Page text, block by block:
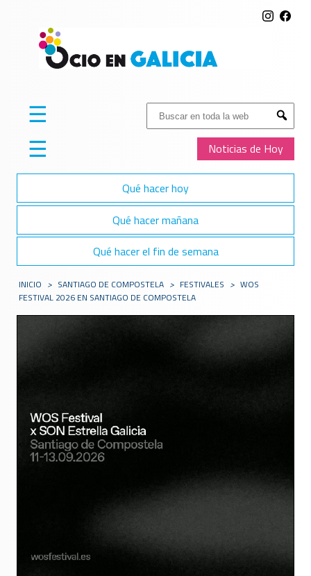
Buscar:
Submit
Noticias de Hoy
☰
☰
Qué hacer hoy
Qué hacer mañana
Qué hacer el fin de semana
INICIO > SANTIAGO DE COMPOSTELA > FESTIVALES > WOS
FESTIVAL 2026 EN SANTIAGO DE COMPOSTELA